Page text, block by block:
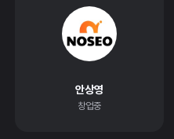
안상영
창업중